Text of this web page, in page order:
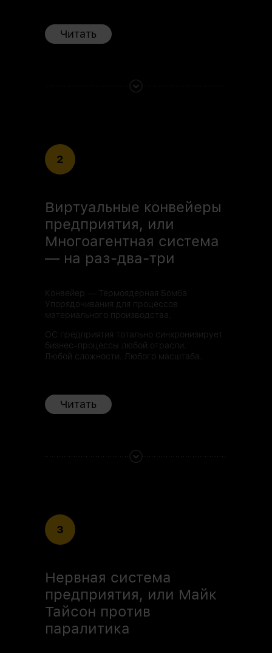
Читать
2
Виртуальные конвейеры
предприятия, или
Многоагентная система
— на раз-два-три
Конвейер — Термоядерная Бомба
Упорядочивания для процессов
материального производства.
ОС предприятия тотально синхронизирует
бизнес-процессы любой отрасли.
Любой сложности. Любого масштаба.
Читать
3
Нервная система
предприятия, или Майк
Тайсон против
паралитика